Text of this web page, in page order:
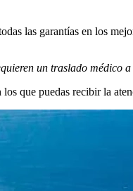
las garantías en los
un traslado médico a
que puedas recibir la